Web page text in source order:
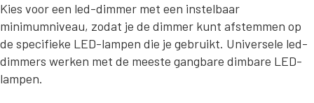
Kies voor een led-dimmer met een instelbaar
minimumniveau, zodat je de dimmer kunt afstemmen op
de specifieke LED-lampen die je gebruikt. Universele led-
dimmers werken met de meeste gangbare dimbare LED-
lampen.